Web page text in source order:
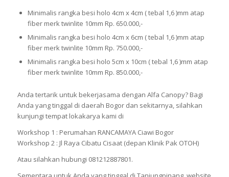
Minimalis rangka besi holo 4cm x 4cm ( tebal 1,6 )mm atap
fiber merk twinlite 10mm Rp. 650.000,-
Minimalis rangka besi holo 4cm x 6cm ( tebal 1,6 )mm atap
fiber merk twinlite 10mm Rp. 750.000,-
Minimalis rangka besi holo 5cm x 10cm ( tebal 1,6 )mm atap
fiber merk twinlite 10mm Rp. 850.000,-
Anda tertarik untuk bekerjasama dengan Alfa Canopy? Bagi
Anda yang tinggal di daerah Bogor dan sekitarnya, silahkan
kunjungi tempat lokakarya kami di
Workshop 1 : Perumahan RANCAMAYA Ciawi Bogor
Workshop 2 : Jl Raya Cibatu Cisaat (depan Klinik Pak OTOH)
Atau silahkan hubungi 081212887801.